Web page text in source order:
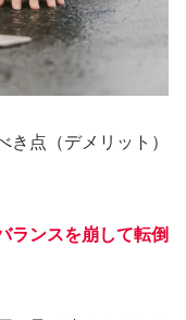
き点（デメリット）
ランスを崩して転倒